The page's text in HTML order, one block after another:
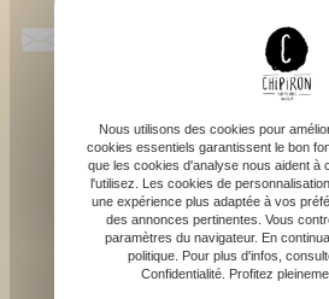
chipironsurfschool@gmail.com
S'ABONNER À LA
Nous utilisons des cookies pour
cookies essentiels garantissent le bon
que les cookies d'analyse nous aident à
l'utilisez. Les cookies de
une expérience plus adaptée à vos
des annonces pertinentes. Vous
paramètres du navigateur. En
politique. Pour plus d'infos,
Confidentialité. Profitez